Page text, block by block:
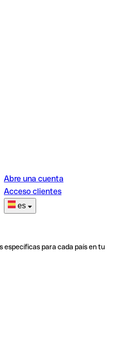
Abre una cuenta
Acceso clientes
es
específicas para cada país en tu